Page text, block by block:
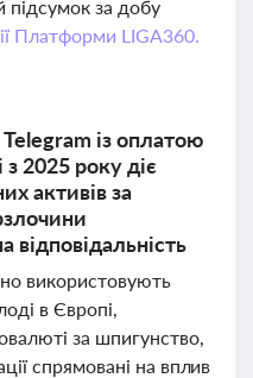
за добу
Платформи LIGA360.
із оплатою
з 2025 року діє
активів за
відповідальність
використовують
в Європі,
за шпигунство,
спрямовані на вплив